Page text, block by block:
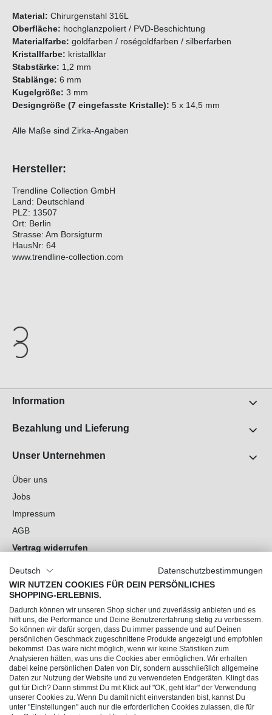
Material: Chirurgenstahl 316L
Oberfläche: hochglanzpoliert / PVD-Beschichtung
Materialfarbe: goldfarben / roségoldfarben / silberfarben
Kristallfarbe: kristallklar
Stabstärke: 1,2 mm
Stablänge: 6 mm
Kugelgröße: 3 mm
Designgröße (7 eingefasste Kristalle): 5 x 14,5 mm
Alle Maße sind Zirka-Angaben
Hersteller:
Trendline Collection GmbH
Land: Deutschland
PLZ: 13507
Ort: Berlin
Strasse: Am Borsigturm
HausNr: 64
www.trendline-collection.com
Information
Bezahlung und Lieferung
Unser Unternehmen
Über uns
Jobs
Impressum
AGB
Vertrag widerrufen
Cookie-Einstellungen
Du hast Fragen?
Unsere Socials
Deutsch
Datenschutzbestimmungen
WIR NUTZEN COOKIES FÜR DEIN PERSÖNLICHES
SHOPPING-ERLEBNIS.
Dadurch können wir unseren Shop sicher und zuverlässig anbieten und es
hilft uns, die Performance und Deine Benutzererfahrung stetig zu verbessern.
So können wir dafür sorgen, dass Du immer passende und auf Deinen
persönlichen Geschmack zugeschnittene Produkte angezeigt und empfohlen
bekommst. Das wäre nicht möglich, wenn wir keine Statistiken zum
Analysieren hätten, was uns die Cookies aber ermöglichen. Wir erhalten
dabei keine persönlichen Daten von Dir, sondern ausschließlich allgemeine
Daten zur Nutzung der Website und zu verwendeten Endgeräten. Klingt das
gut für Dich? Dann stimmst Du mit Klick auf "OK, geht klar" der Verwendung
unserer Cookies zu. Wenn Du damit nicht einverstanden bist, kannst Du
unter "Einstellungen" auch nur die erforderlichen Cookies zulassen, die für